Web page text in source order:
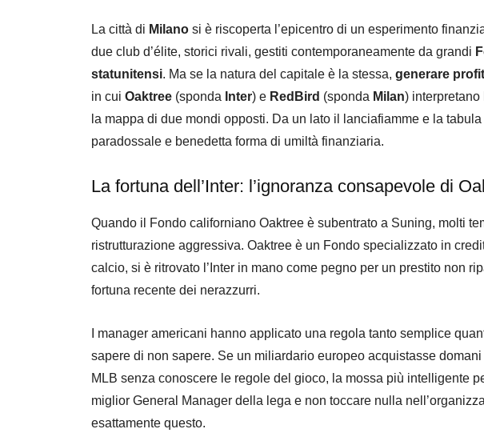
La città di Milano si è riscoperta l’epicentro di un esperimento
due club d’élite, storici rivali, gestiti contemporaneamente da grandi
statunitensi. Ma se la natura del capitale è la stessa, generare
in cui Oaktree (sponda Inter) e RedBird (sponda Milan) interpretano
la mappa di due mondi opposti. Da un lato il lanciafiamme e la tabula
paradossale e benedetta forma di umiltà finanziaria.
​La fortuna dell’Inter: l’ignoranza consapevole di
​Quando il Fondo californiano Oaktree è subentrato a Suning, molti
ristrutturazione aggressiva. Oaktree è un Fondo specializzato in
calcio, si è ritrovato l’Inter in mano come pegno per un prestito non
fortuna recente dei nerazzurri.
I manager americani hanno applicato una regola tanto semplice
sapere di non sapere. Se un miliardario europeo acquistasse
MLB senza conoscere le regole del gioco, la mossa più intelligente
miglior General Manager della lega e non toccare nulla
esattamente questo.